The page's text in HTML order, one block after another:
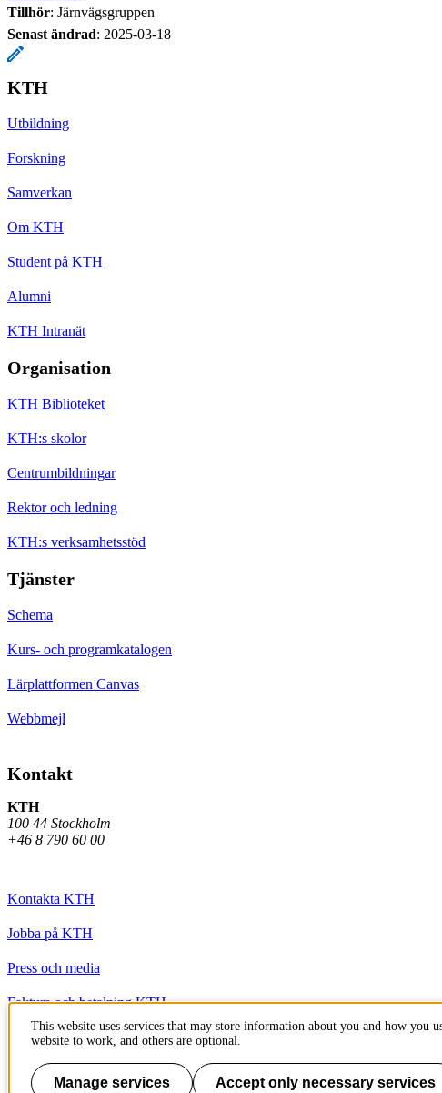
Tillhör: Järnvägsgruppen
Senast ändrad: 2025-03-18
KTH
Utbildning
Forskning
Samverkan
Om KTH
Student på KTH
Alumni
KTH Intranät
Organisation
KTH Biblioteket
KTH:s skolor
Centrumbildningar
Rektor och ledning
KTH:s verksamhetsstöd
Tjänster
Schema
Kurs- och programkatalogen
Lärplattformen Canvas
Webbmejl
Kontakt
KTH
100 44 Stockholm
+46 8 790 60 00
Kontakta KTH
Jobba på KTH
Press och media
Faktura och betalning KTH
Om KTH:s webbplatser
Tillgänglighetsredogörelse
This website uses services that may store information about you and how you
website to work, and others are optional.
Manage services Accept only necessary services